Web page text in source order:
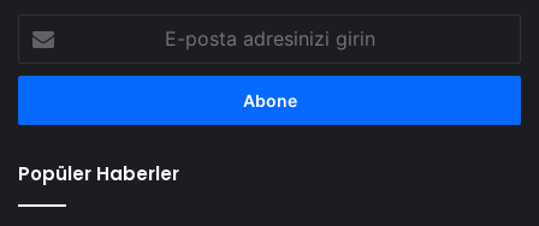
posta
adresinizi
Popüler Haberler